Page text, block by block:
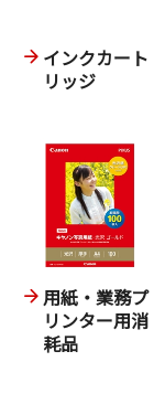
インクカート
リッジ
用紙・業務プ
リンター用消
耗品